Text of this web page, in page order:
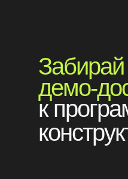
Забирай
демо-
к